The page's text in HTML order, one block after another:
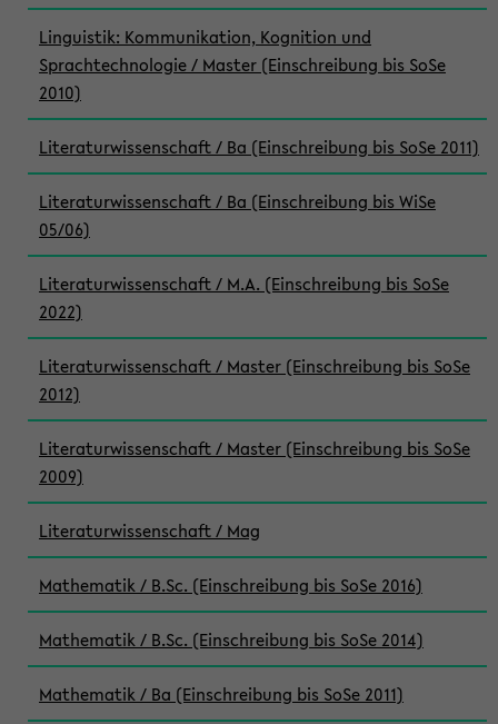
Linguistik: Kommunikation, Kognition und
Sprachtechnologie / Master (Einschreibung bis SoSe
2010)
Literaturwissenschaft / Ba (Einschreibung bis SoSe 2011)
Literaturwissenschaft / Ba (Einschreibung bis WiSe
05/06)
Literaturwissenschaft / M.A. (Einschreibung bis SoSe
2022)
Literaturwissenschaft / Master (Einschreibung bis SoSe
2012)
Literaturwissenschaft / Master (Einschreibung bis SoSe
2009)
Literaturwissenschaft / Mag
Mathematik / B.Sc. (Einschreibung bis SoSe 2016)
Mathematik / B.Sc. (Einschreibung bis SoSe 2014)
Mathematik / Ba (Einschreibung bis SoSe 2011)